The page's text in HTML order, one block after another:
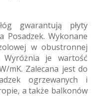
gwarantują płyty
Posadzek. Wykonane
w obustronnej
Wyróżnia je wartość
mK. Zalecana jest do
ogrzewanych i
a także balkonów